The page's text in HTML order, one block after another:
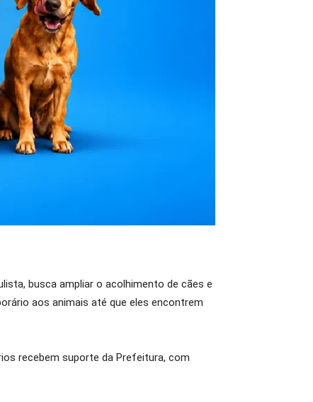
busca ampliar o acolhimento de cães e
aos animais até que eles encontrem
recebem suporte da Prefeitura, com